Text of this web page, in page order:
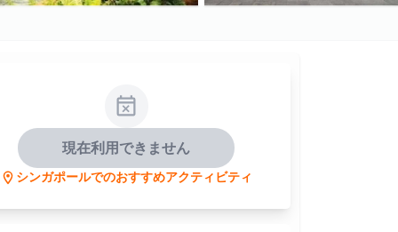
現在利用できません
シンガポールでのおすすめアクティビティ